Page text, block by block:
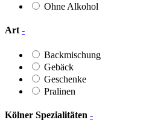
Ohne Alkohol
Art -
Backmischung
Gebäck
Geschenke
Pralinen
Kölner Spezialitäten -